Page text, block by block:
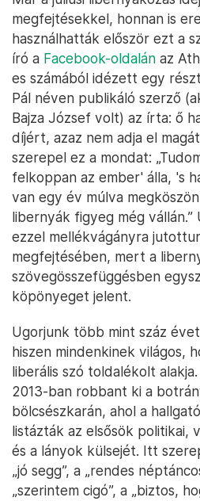
megfejtésekkel, honnan is
használhatták először ezt a
író a Facebook-oldalán az
es számából idézett egy
Pál néven publikáló szerző
Bajza József volt) az írta: ő
díjért, azaz nem adja el
szerepel ez a mondat:
felkoppan az ember' álla, 's
van egy év múlva
libernyák figyeg még vállán.”
ezzel mellékvágányra
megfejtésében, mert a
szövegösszefüggésben
köpönyeget jelent.
Ugorjunk több mint száz
hiszen mindenkinek világos,
liberális szó toldalékolt
2013-ban robbant ki a
bölcsészkarán, ahol a
listázták az elsősök politikai,
és a lányok külsejét. Itt
„jó segg”, a „rendes
„szerintem cigó”, a „biztos,